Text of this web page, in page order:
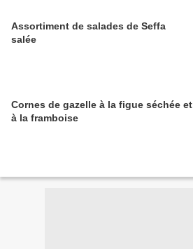
Assortiment de salades de Seffa
salée
Cornes de gazelle à la figue séchée et
à la framboise